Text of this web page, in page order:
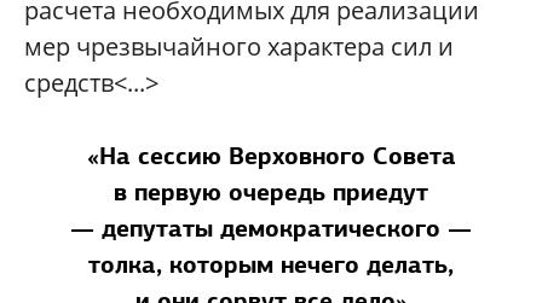
расчета необходимых для реализации
мер чрезвычайного характера сил и
средств<...>
«На сессию Верховного Совета
в первую очередь приедут
— депутаты демократического —
толка, которым нечего делать,